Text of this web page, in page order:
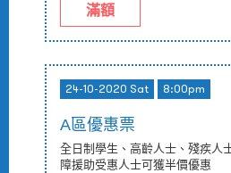
滿額
24-10-2020 Sat 8:00pm
A區優惠票
全日制學生、高齡人士、殘疾人
障援助受惠人士可獲半價優惠